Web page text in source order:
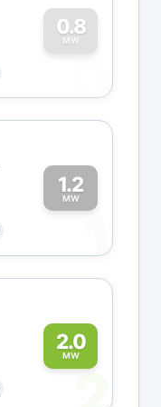
0.8
MW
0
1.2
MW
1
2.0
MW